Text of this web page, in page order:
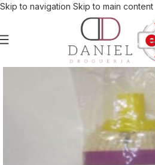
Skip to navigation Skip to main content